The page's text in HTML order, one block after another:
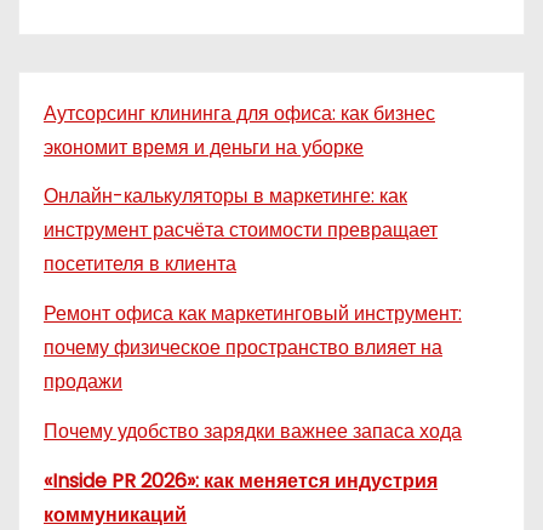
Аутсорсинг клининга для офиса: как бизнес
экономит время и деньги на уборке
Онлайн-калькуляторы в маркетинге: как
инструмент расчёта стоимости превращает
посетителя в клиента
Ремонт офиса как маркетинговый инструмент:
почему физическое пространство влияет на
продажи
Почему удобство зарядки важнее запаса хода
«Inside PR 2026»: как меняется индустрия
коммуникаций